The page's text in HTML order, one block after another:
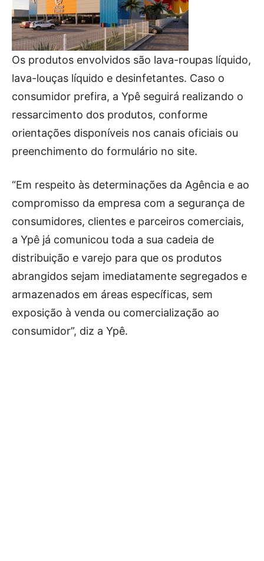
Os produtos envolvidos são lava-roupas líquido,
lava-louças líquido e desinfetantes. Caso o
consumidor prefira, a Ypê seguirá realizando o
ressarcimento dos produtos, conforme
orientações disponíveis nos canais oficiais ou
preenchimento do formulário no site.
“Em respeito às determinações da Agência e ao
compromisso da empresa com a segurança de
consumidores, clientes e parceiros comerciais,
a Ypê já comunicou toda a sua cadeia de
distribuição e varejo para que os produtos
abrangidos sejam imediatamente segregados e
armazenados em áreas específicas, sem
exposição à venda ou comercialização ao
consumidor”, diz a Ypê.